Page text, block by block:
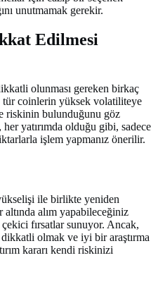
unutmamak gerekir.
Edilmesi
olunması gereken birkaç
coinlerin yüksek volatiliteye
riskinin bulunduğunu göz
her yatırımda olduğu gibi, sadece
işlem yapmanız önerilir.
ile birlikte yeniden
alım yapabileceğiniz
fırsatlar sunuyor. Ancak,
olmak ve iyi bir araştırma
kararı kendi riskinizi